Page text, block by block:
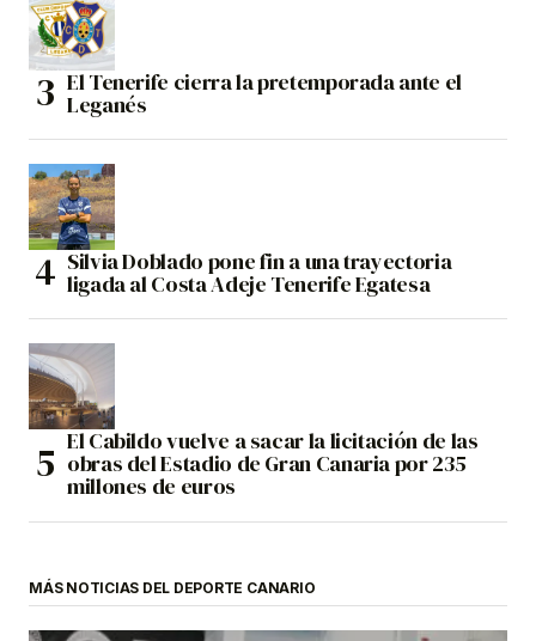
El Tenerife cierra la pretemporada ante el
Leganés
Silvia Doblado pone fin a una trayectoria
ligada al Costa Adeje Tenerife Egatesa
El Cabildo vuelve a sacar la licitación de las
obras del Estadio de Gran Canaria por 235
millones de euros
MÁS NOTICIAS DEL DEPORTE CANARIO